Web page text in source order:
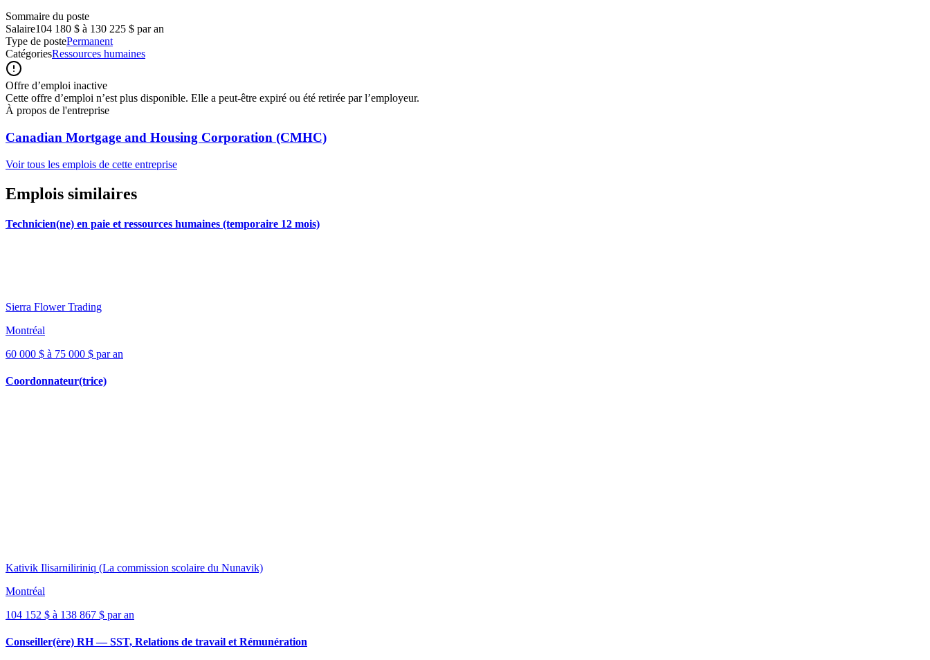
Sommaire du poste
Salaire104 180 $ à 130 225 $ par an
Type de postePermanent
CatégoriesRessources humaines
Offre d’emploi inactive
Cette offre d’emploi n’est plus disponible. Elle a peut-être expiré ou été retirée par l’employeur.
À propos de l'entreprise
Canadian Mortgage and Housing Corporation (CMHC)
Voir tous les emplois de cette entreprise
Emplois similaires
Technicien(ne) en paie et ressources humaines (temporaire 12 mois)
Sierra Flower Trading
Montréal
60 000 $ à 75 000 $ par an
Coordonnateur(trice)
Kativik Ilisarniliriniq (La commission scolaire du Nunavik)
Montréal
104 152 $ à 138 867 $ par an
Conseiller(ère) RH — SST, Relations de travail et Rémunération